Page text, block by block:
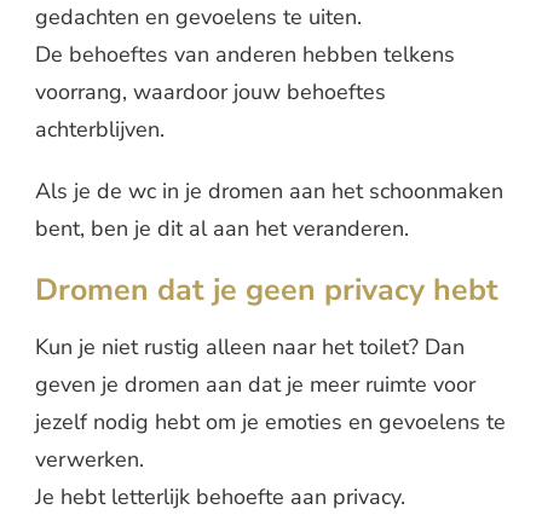
gedachten en gevoelens te uiten.
De behoeftes van anderen hebben telkens
voorrang, waardoor jouw behoeftes
achterblijven.
Als je de wc in je dromen aan het schoonmaken
bent, ben je dit al aan het veranderen.
Dromen dat je geen privacy hebt
Kun je niet rustig alleen naar het toilet? Dan
geven je dromen aan dat je meer ruimte voor
jezelf nodig hebt om je emoties en gevoelens te
verwerken.
Je hebt letterlijk behoefte aan privacy.